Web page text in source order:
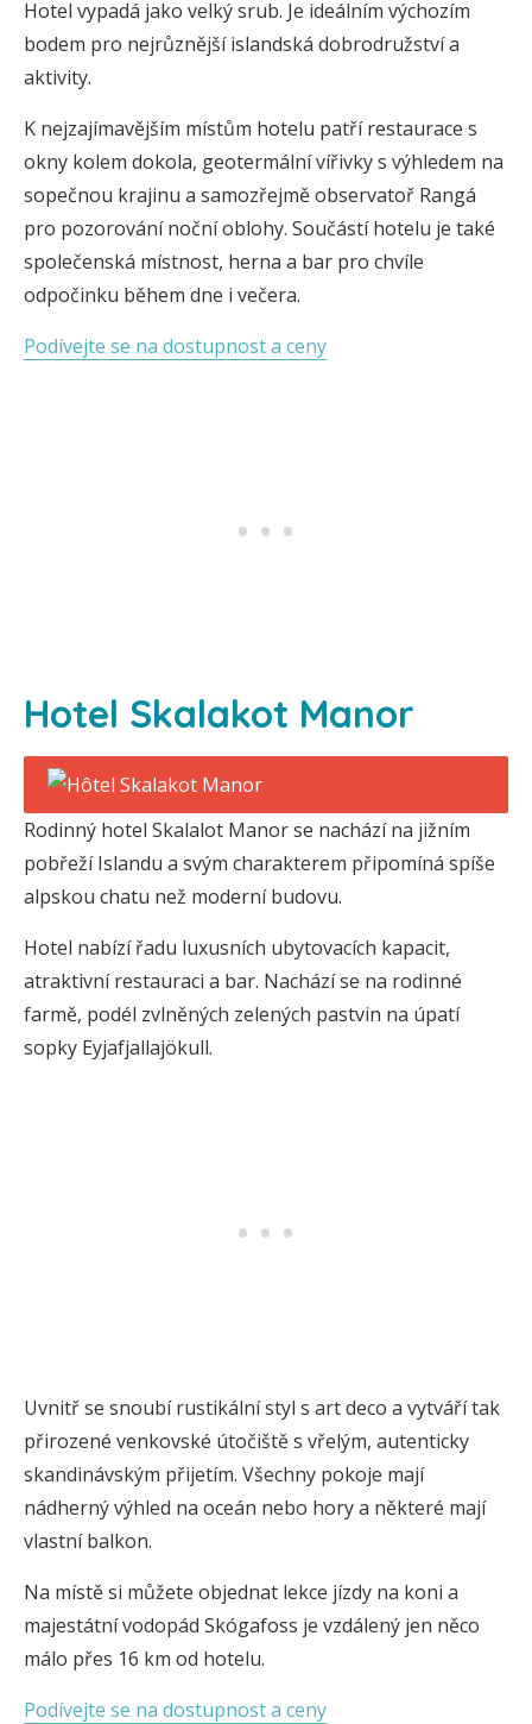
Hotel vypadá jako velký srub. Je ideálním výchozím
bodem pro nejrůznější islandská dobrodružství a
aktivity.
K nejzajímavějším místům hotelu patří restaurace s
okny kolem dokola, geotermální vířivky s výhledem na
sopečnou krajinu a samozřejmě observatoř Rangá
pro pozorování noční oblohy. Součástí hotelu je také
společenská místnost, herna a bar pro chvíle
odpočinku během dne i večera.
Podívejte se na dostupnost a ceny
Hotel Skalakot Manor
Rodinný hotel Skalalot Manor se nachází na jižním
pobřeží Islandu a svým charakterem připomíná spíše
alpskou chatu než moderní budovu.
Hotel nabízí řadu luxusních ubytovacích kapacit,
atraktivní restauraci a bar. Nachází se na rodinné
farmě, podél zvlněných zelených pastvin na úpatí
sopky Eyjafjallajökull.
Uvnitř se snoubí rustikální styl s art deco a vytváří tak
přirozené venkovské útočiště s vřelým, autenticky
skandinávským přijetím. Všechny pokoje mají
nádherný výhled na oceán nebo hory a některé mají
vlastní balkon.
Na místě si můžete objednat lekce jízdy na koni a
majestátní vodopád Skógafoss je vzdálený jen něco
málo přes 16 km od hotelu.
Podívejte se na dostupnost a ceny